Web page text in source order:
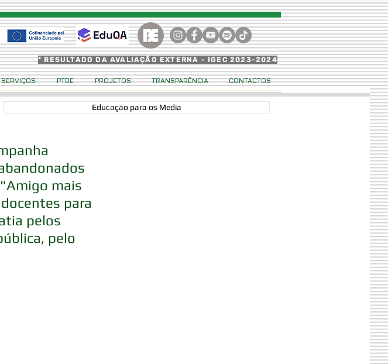
mais
para
pelos
pelo
Educação para os Media
SERVIÇOS PTDE PROJETOS TRANSPARÊNCIA CONTACTOS
* RESULTADO DA AVALIAÇÃO EXTERNA - IGEC 2023-2024